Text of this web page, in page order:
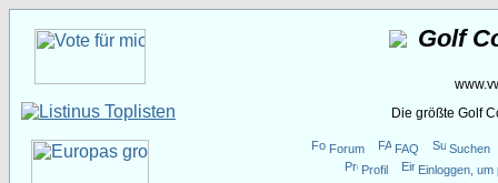
Golf
Die größte Golf
Forum FAQ
Suchen
Profil
Einloggen,